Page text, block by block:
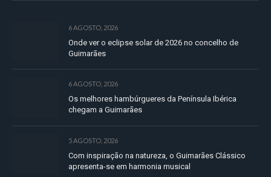
6 AGOSTO, 2026
Onde ver o eclipse solar de 2026 no concelho de
Guimarães
6 AGOSTO, 2026
Os melhores hambúrgueres da Península Ibérica
chegam a Guimarães
5 AGOSTO, 2026
Com inspiração na natureza, o Guimarães Clássico
apresenta-se em harmonia musical